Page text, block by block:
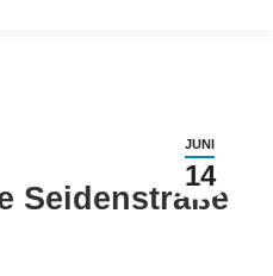
JUNI
14
Seidenstraße